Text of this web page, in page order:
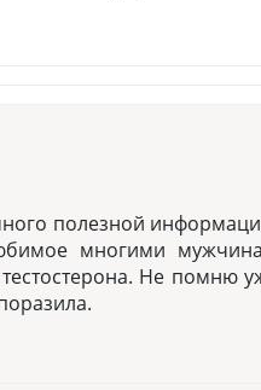
полезной
многими
Не помню